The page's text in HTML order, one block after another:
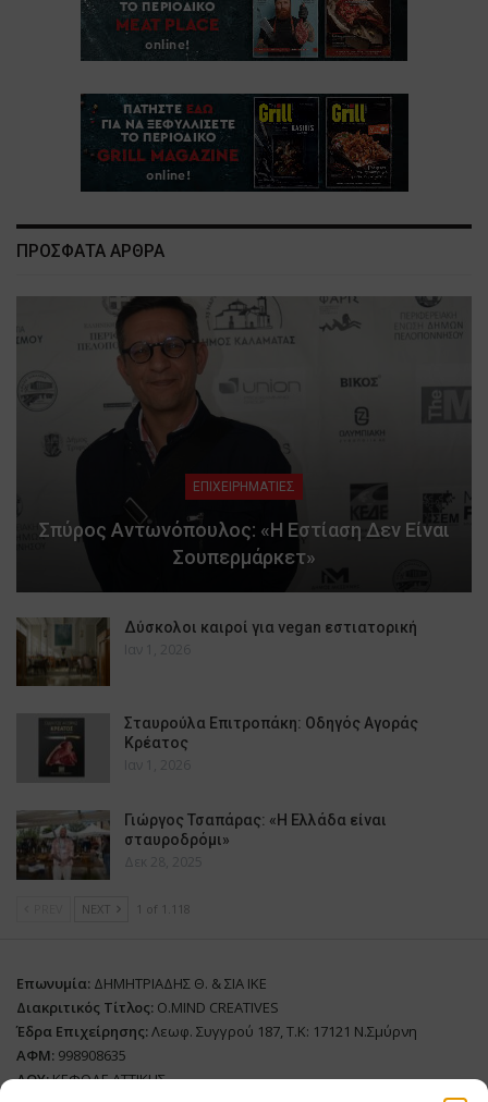
ΠΡΟΣΦΑΤΑ ΑΡΘΡΑ
ΕΠΙΧΕΙΡΗΜΑΤΙΕΣ
Σπύρος Αντωνόπουλος: «Η Εστίαση Δεν Είναι
Σουπερμάρκετ»
Δύσκολοι καιροί για vegan εστιατορική
Ιαν 1, 2026
Σταυρούλα Επιτροπάκη: Οδηγός Αγοράς
Κρέατος
Ιαν 1, 2026
Γιώργος Τσαπάρας: «Η Ελλάδα είναι
σταυροδρόμι»
Δεκ 28, 2025
NEXT 1 of 1.118
Επωνυμία: ΔΗΜΗΤΡΙΑΔΗΣ Θ. & ΣΙΑ ΙΚΕ
Διακριτικός Τίτλος: O.MIND CREATIVES
Έδρα Επιχείρησης:Λεωφ. Συγγρού 187, Τ.Κ: 17121 Ν.Σμύρνη
ΑΦΜ: 998908635
ΔΟΥ:ΚΕΦΟΔΕ ΑΤΤΙΚΗΣ